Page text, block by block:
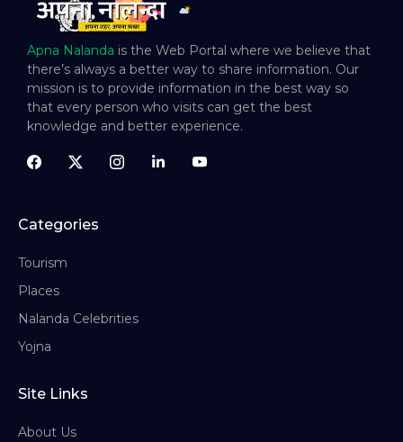
Apna Nalanda is the Web Portal where we believe that
there’s always a better way to share information. Our
mission is to provide information in the best way so
that every person who visits can get the best
knowledge and better experience.
Categories
Tourism
Places
Nalanda Celebrities
Yojna
Site Links
About Us